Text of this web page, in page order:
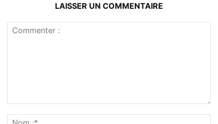
LAISSER UN COMMENTAIRE